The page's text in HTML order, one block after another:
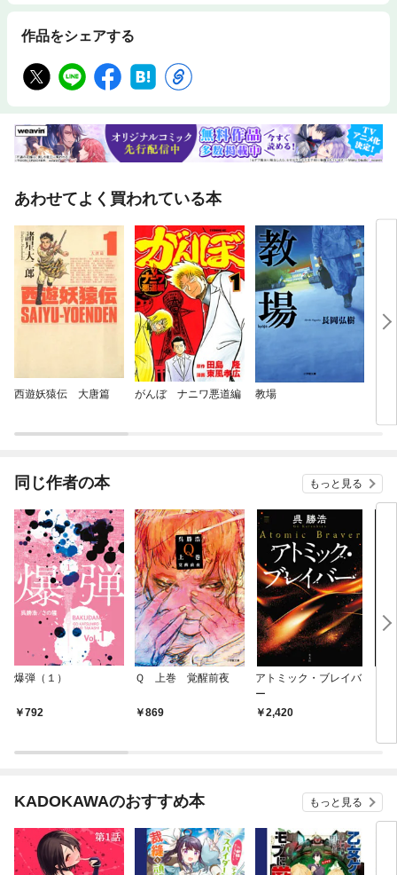
作品をシェアする
あわせてよく買われている本
西遊妖猿伝 大唐篇 がんぼ ナニワ悪道編 教場
同じ作者の本 もっと見る
爆弾（１）
792
Ｑ 上巻 覚醒前夜
869
アトミック・ブレイバ
ー
2,420
KADOKAWAのおすすめ本 もっと見る